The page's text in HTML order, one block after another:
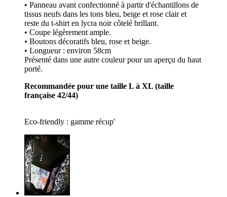
• Panneau avant confectionné à partir d'échantillons de
tissus neufs dans les tons bleu, beige et rose clair et
reste du t-shirt en lycra noir côtelé brillant.
• Coupe légèrement ample.
• Boutons décoratifs bleu, rose et beige.
• Longueur : environ 58cm
Présenté dans une autre couleur pour un aperçu du haut
porté.
Recommandée pour une taille L à XL (taille
française 42/44)
Eco-friendly : gamme récup'